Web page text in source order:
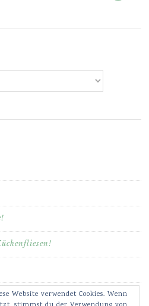
Website verwendet Cookies. Wenn